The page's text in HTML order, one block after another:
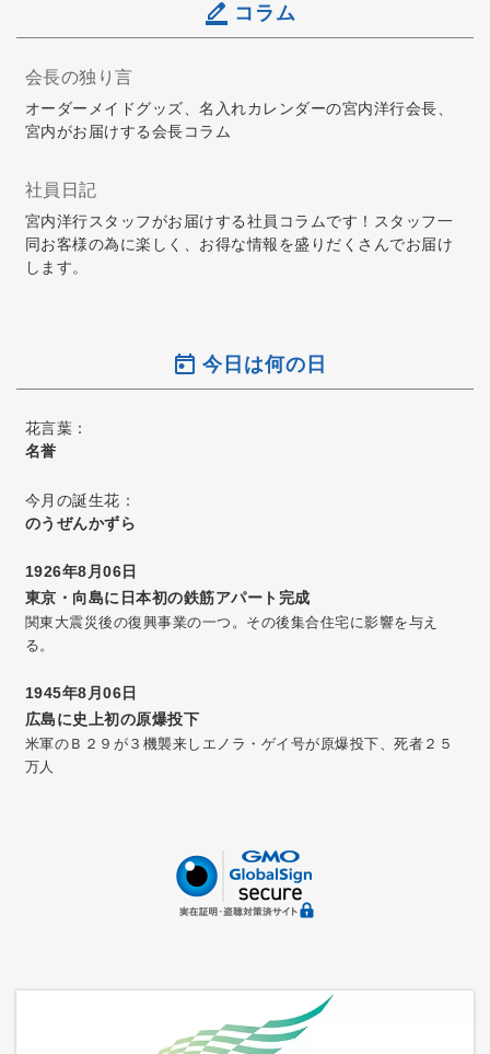
コラム
会長の独り言
オーダーメイドグッズ、名入れカレンダーの宮内洋行会長、
宮内がお届けする会長コラム
社員日記
宮内洋行スタッフがお届けする社員コラムです！スタッフ一
同お客様の為に楽しく、お得な情報を盛りだくさんでお届け
します。
今日は何の日
花言葉：
名誉
今月の誕生花：
のうぜんかずら
1926年8月06日
東京・向島に日本初の鉄筋アパート完成
関東大震災後の復興事業の一つ。その後集合住宅に影響を与え
る。
1945年8月06日
広島に史上初の原爆投下
米軍のＢ２９が３機襲来しエノラ・ゲイ号が原爆投下、死者２５
万人